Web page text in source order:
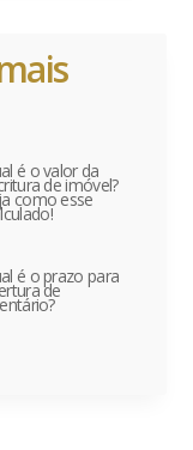
é o valor da
de imóvel?
como esse
é o prazo para
de